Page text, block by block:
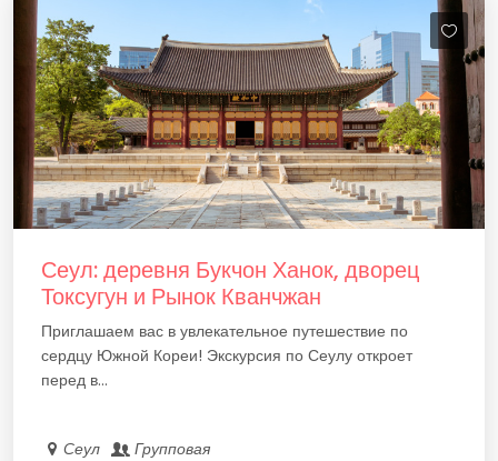
Сеул: деревня Букчон Ханок, дворец
Токсугун и Рынок Кванчжан
Приглашаем вас в увлекательное путешествие по
сердцу Южной Кореи! Экскурсия по Сеулу откроет
перед в...
Сеул Групповая